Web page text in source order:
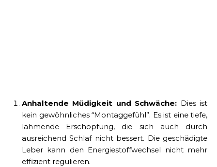
Anhaltende Müdigkeit und Schwäche: Dies ist
kein gewöhnliches “Montaggefühl”. Es ist eine tiefe,
lähmende Erschöpfung, die sich auch durch
ausreichend Schlaf nicht bessert. Die geschädigte
Leber kann den Energiestoffwechsel nicht mehr
effizient regulieren.